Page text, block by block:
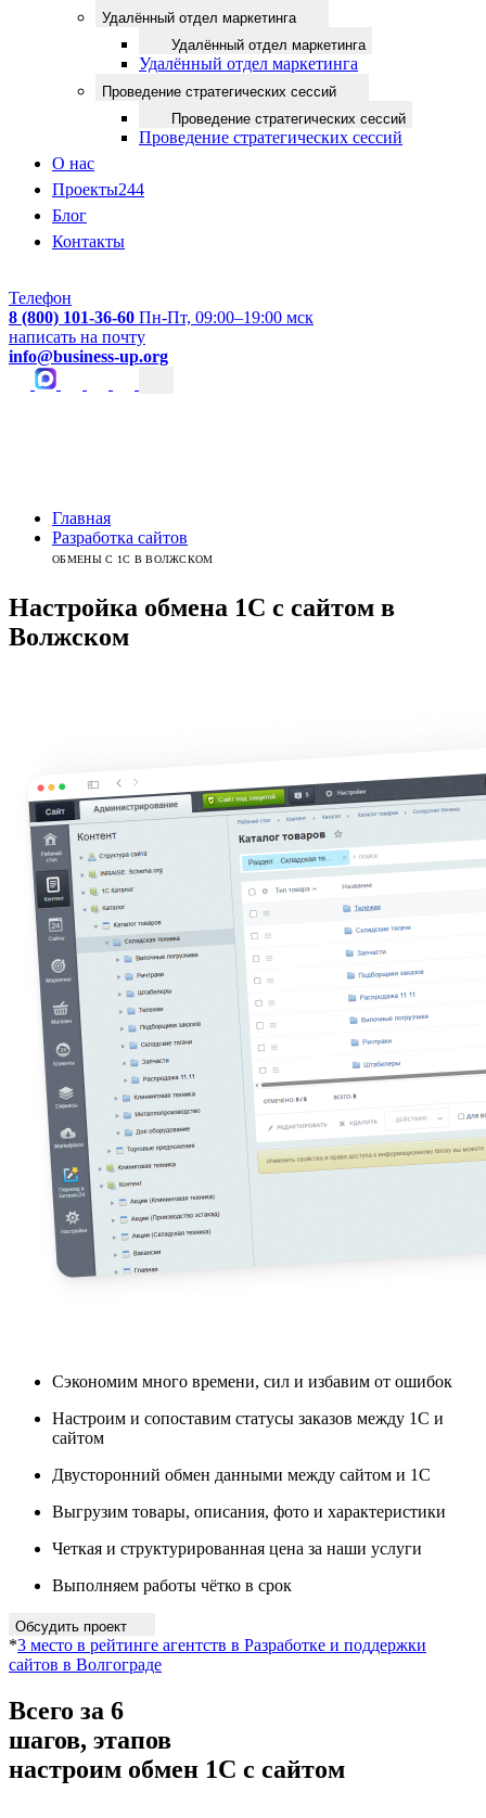
Удалённый отдел маркетинга
Удалённый отдел маркетинга
Удалённый отдел маркетинга
Проведение стратегических сессий
Проведение стратегических сессий
Проведение стратегических сессий
О нас
Проекты244
Блог
Контакты
Телефон
8 (800) 101-36-60 Пн-Пт, 09:00–19:00 мск
написать на почту
info@business-up.org
Главная
Разработка сайтов
ОБМЕНЫ С 1С В ВОЛЖСКОМ
Настройка обмена 1С с сайтом в
Волжском
Сэкономим много времени, сил и избавим от ошибок
Настроим и сопоставим статусы заказов между 1С и
сайтом
Двусторонний обмен данными между сайтом и 1С
Выгрузим товары, описания, фото и характеристики
Четкая и структурированная цена за наши услуги
Выполняем работы чётко в срок
Обсудить проект
*3 место в рейтинге агентств в Разработке и поддержки
сайтов в Волгограде
Всего за 6
шагов, этапов
настроим обмен 1С с сайтом